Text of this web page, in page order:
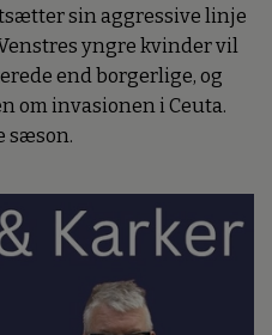
sin aggressive linje
yngre kvinder vil
end borgerlige, og
om invasionen i Ceuta.
sæson.